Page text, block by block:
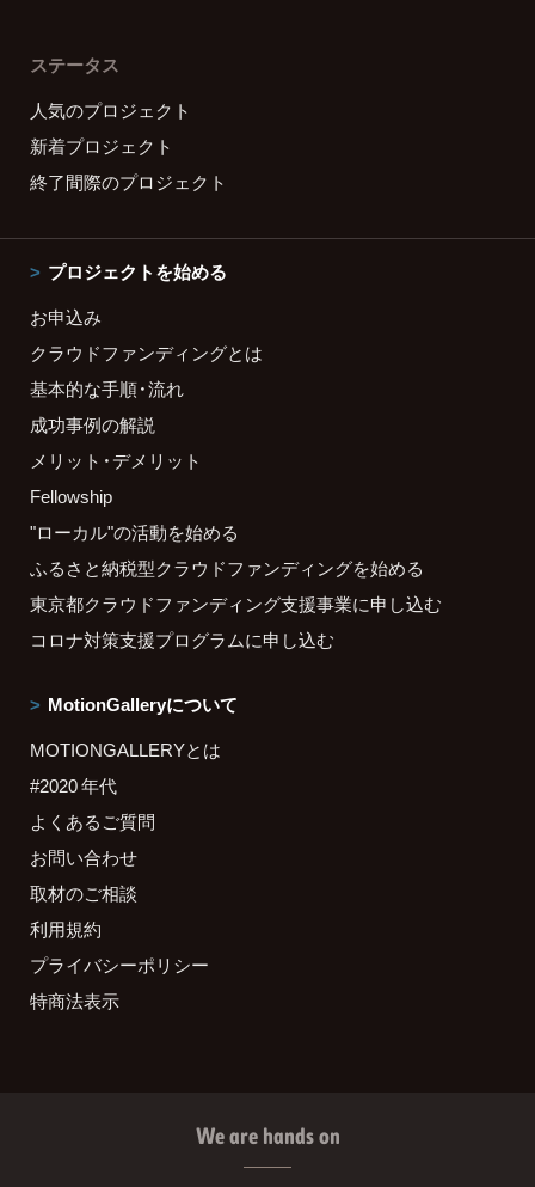
ステータス
人気のプロジェクト
新着プロジェクト
終了間際のプロジェクト
プロジェクトを始める
お申込み
クラウドファンディングとは
基本的な手順・流れ
成功事例の解説
メリット・デメリット
Fellowship
"ローカル"の活動を始める
ふるさと納税型クラウドファンディングを始める
東京都クラウドファンディング支援事業に申し込む
コロナ対策支援プログラムに申し込む
MotionGalleryについて
MOTIONGALLERYとは
#2020 年代
よくあるご質問
お問い合わせ
取材のご相談
利用規約
プライバシーポリシー
特商法表示
We are hands on